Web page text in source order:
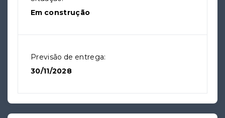
Em construção
Previsão de entrega:
30/11/2028